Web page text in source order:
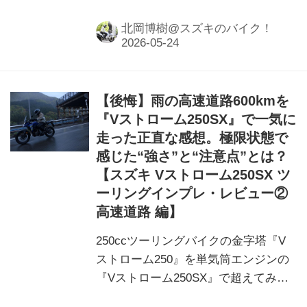
北岡博樹@スズキのバイク！
【後悔】雨の高速道路600kmを
『Vストローム250SX』で一気に
走った正直な感想。極限状態で
感じた“強さ”と“注意点”とは？
【スズキ Vストローム250SX ツ
ーリングインプレ・レビュー②
高速道路 編】
250ccツーリングバイクの金字塔『V
ストローム250』を単気筒エンジンの
『Vストローム250SX』で超えてみせ